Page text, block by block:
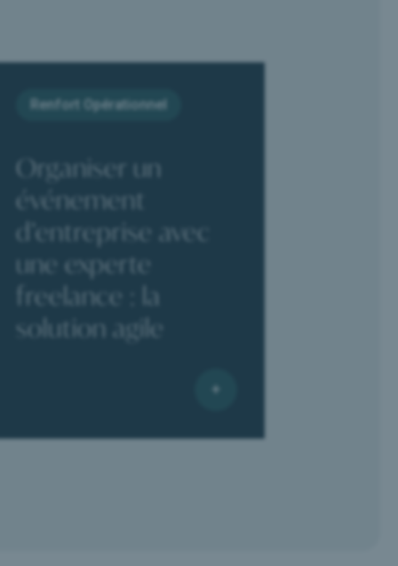
Organiser un
événement
d’entreprise avec
une experte
freelance : la
solution agile
Renfort Opérationnel